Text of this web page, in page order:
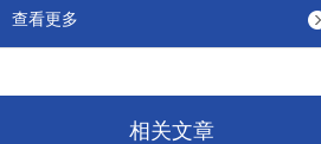
查看更多
相关文章